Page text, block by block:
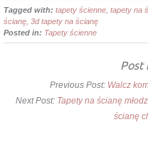
Tagged with: tapety ścienne, tapety na
ścianę, 3d tapety na ścianę
Posted in: Tapety ścienne
Post
Previous Post: Walcz
Next Post: Tapety na ścianę
ścianę